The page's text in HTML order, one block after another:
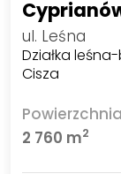
ul. Leśna
Działka
Cisza
Powierzchnia
2 760 m2